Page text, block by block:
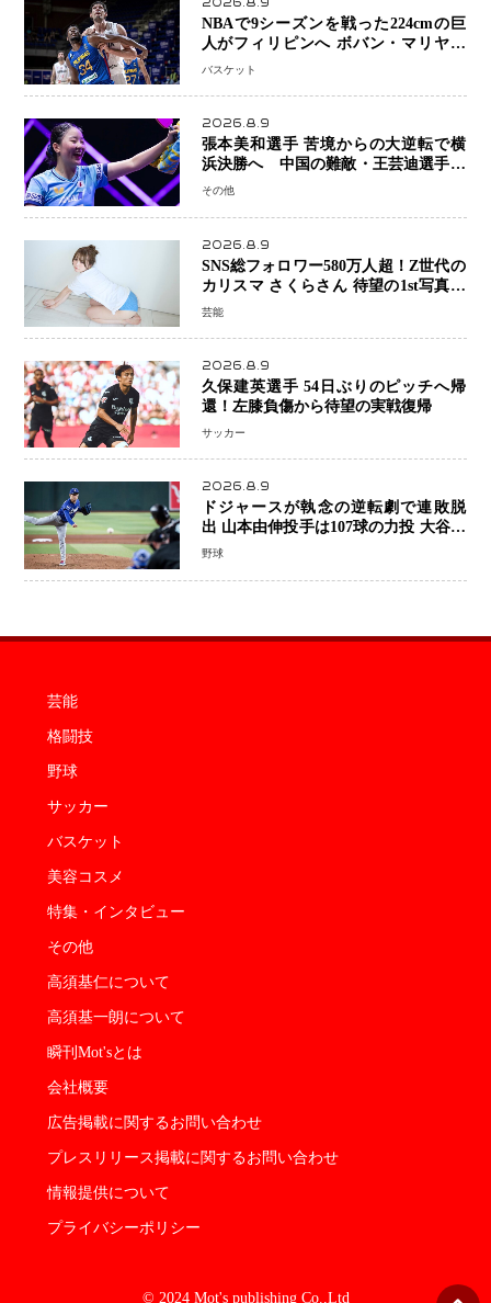
NBAで9シーズンを戦った224cmの巨
人がフィリピンへ ボバン・マリヤノ
ビッチ ジョーンズカップで新たな挑
バスケット
2026.8.9
張本美和選手 苦境からの大逆転で横
浜決勝へ 中国の難敵・王芸迪選手を
撃破「ここからまた行くぞ」兄・智和
その他
2026.8.9
SNS総フォロワー580万人超！Z世代の
カリスマ さくらさん 待望の1st写真集
が11月5日発売決定 沖縄で“今しか残
芸能
2026.8.9
久保建英選手 54日ぶりのピッチへ帰
還！左膝負傷から待望の実戦復帰
サッカー
2026.8.9
ドジャースが執念の逆転劇で連敗脱
出 山本由伸投手は107球の力投 大谷翔
平選手が延長10回に勝利を呼び込む一
野球
芸能
格闘技
野球
サッカー
バスケット
美容コスメ
特集・インタビュー
その他
高須基仁について
高須基一朗について
瞬刊Mot'sとは
会社概要
広告掲載に関するお問い合わせ
プレスリリース掲載に関するお問い合わせ
情報提供について
プライバシーポリシー
© 2024 Mot's publishing Co.,Ltd